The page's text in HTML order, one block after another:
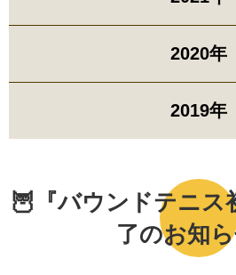
🦉『バウンドテニス
了のお知
2020年
2019年